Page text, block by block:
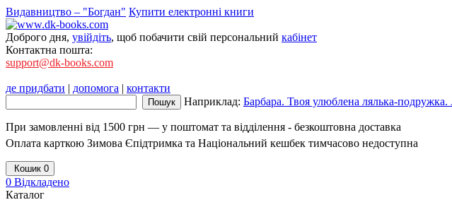
Видавництво – "Богдан" Купити електронні книги
Доброго дня, увійдіть, щоб побачити свій персональний кабінет
Контактна пошта:
support@dk-books.com
де придбати | допомога | контакти
Наприклад: Барбара. Твоя улюблена лялька-
При замовленні від 1500 грн — у поштомат та відділення - безкоштовна доставка
Оплата карткою Зимова Єпідтримка та Національний кешбек тимчасово недоступна
Кошик 0
0 Відкладено
Каталог